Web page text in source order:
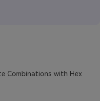
Combinations with Hex